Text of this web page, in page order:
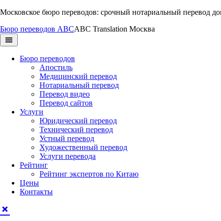
Перейти
содержимому
Московское бюро переводов: срочный нотариальный перевод
Бюро переводов ABCABC Translation Москва
Бюро переводов
Апостиль
Медицинский перевод
Нотариальный перевод
Перевод видео
Перевод сайтов
Услуги
Юридический перевод
Технический перевод
Устный перевод
Художественный перевод
Услуги перевода
Рейтинг
Рейтинг экспертов по Китаю
Цены
Контакты